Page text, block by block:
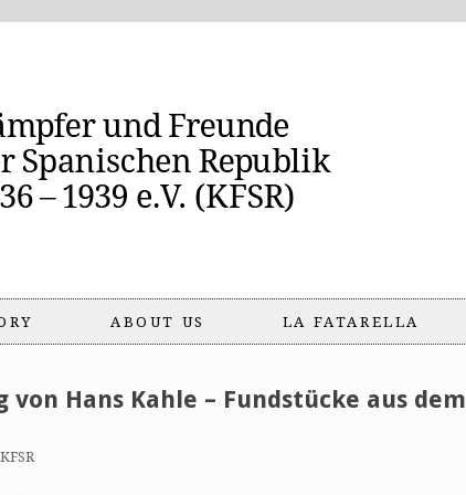
ABOUT US LA FATARELLA
von Hans Kahle – Fundstücke aus dem